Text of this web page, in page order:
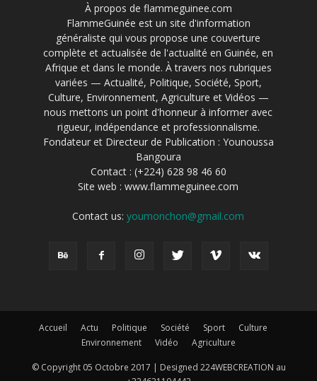
À propos de flammeguinee.com
FlammeGuinée est un site d'information
généraliste qui vous propose une couverture
complète et actualisée de l'actualité en Guinée, en
Afrique et dans le monde. À travers nos rubriques
variées — Actualité, Politique, Société, Sport,
Culture, Environnement, Agriculture et Vidéos —
nous mettons un point d'honneur à informer avec
rigueur, indépendance et professionnalisme.
Fondateur et Directeur de Publication : Younoussa
Bangoura
Contact : (+224) 628 98 46 60
Site web : www.flammeguinee.com
Contact us:youmonchon@gmail.com
Accueil Actu Politique Société Sport
Culture
Environnement
Vidéo Agriculture
© Copyright 05 Octobre 2017 | Designed 224WEBCREATION au